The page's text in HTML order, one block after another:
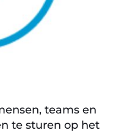
teams en
te sturen op het